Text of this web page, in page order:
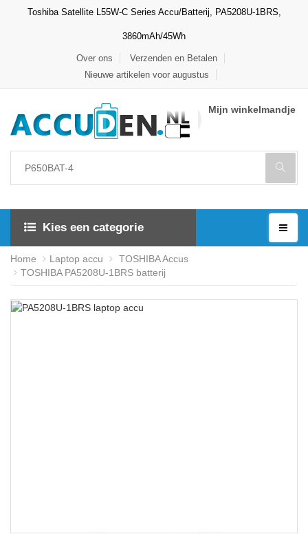
Toshiba Satellite L55W-C Series Accu/Batterij, PA5208U-1BRS,
3860mAh/45Wh
Over ons
Verzenden en Betalen
Nieuwe artikelen voor augustus
Mijn winkelmandje
Kies een categorie
Home Laptop accu
TOSHIBA Accus
TOSHIBA PA5208U-1BRS batterij